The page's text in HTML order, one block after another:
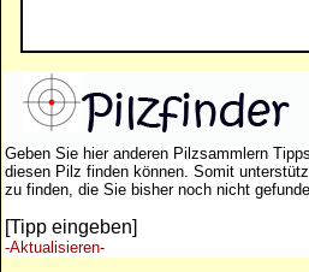
Geben Sie hier anderen Pilzsammlern
diesen Pilz finden können. Somit
zu finden, die Sie bisher noch nicht
[Tipp eingeben]
-Aktualisieren-